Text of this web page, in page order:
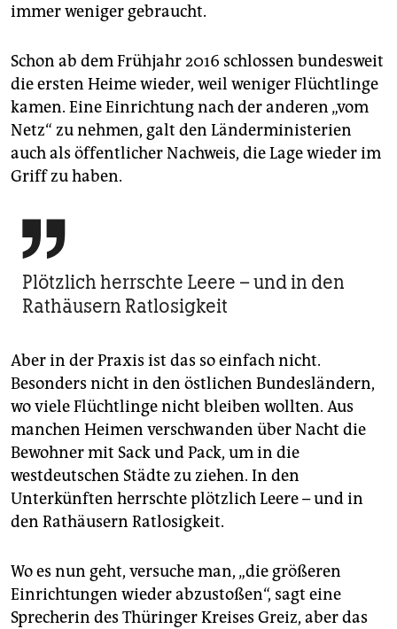
immer weniger gebraucht.
Schon ab dem Frühjahr 2016 schlossen bundesweit
die ersten Heime wieder, weil weniger Flüchtlinge
kamen. Eine Einrichtung nach der anderen „vom
Netz“ zu nehmen, galt den Länderministerien
auch als öffentlicher Nachweis, die Lage wieder im
Griff zu haben.

Plötzlich herrschte Leere – und in den
Rathäusern Ratlosigkeit
Aber in der Praxis ist das so einfach nicht.
Besonders nicht in den östlichen Bundesländern,
wo viele Flüchtlinge nicht bleiben wollten. Aus
manchen Heimen verschwanden über Nacht die
Bewohner mit Sack und Pack, um in die
westdeutschen Städte zu ziehen. In den
Unterkünften herrschte plötzlich Leere – und in
den Rathäusern Ratlosigkeit.
Wo es nun geht, versuche man, „die größeren
Einrichtungen wieder abzustoßen“, sagt eine
Sprecherin des Thüringer Kreises Greiz, aber das